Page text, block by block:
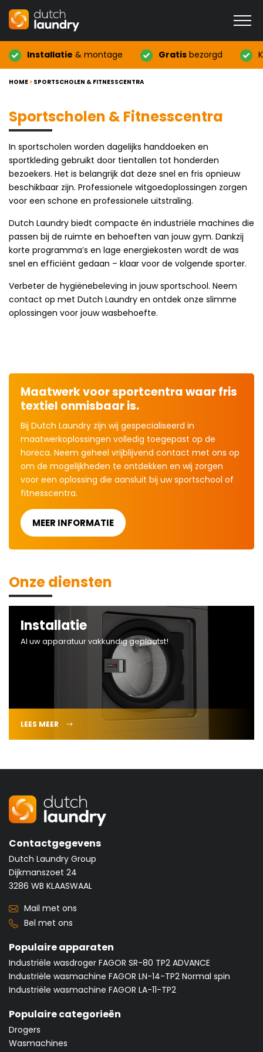
Installatie & montage Gratis bezorgd
HOME > SPORTSCHOLEN & FITNESSCENTRA
Sportscholen & Fitnesscentra
In sportscholen worden dagelijks handdoeken en
sportkleding gebruikt door tientallen tot honderden
bezoekers. Het is belangrijk dat deze snel en fris opnieuw
beschikbaar zijn. Professionele witgoedoplossingen zorgen
voor een schone en professionele uitstraling.
Dutch Laundry biedt compacte én industriële machines die
passen bij de ruimte en behoeften van jouw gym. Dankzij
korte programma’s en lage energiekosten wordt de was
snel en efficiënt gedaan – klaar voor de volgende sporter.
Verbeter de hygiënebeleving in jouw sportschool. Neem
contact op met Dutch Laundry en ontdek onze slimme
oplossingen voor jouw wasbehoefte.
Maatwerk voor sportcentra waar fris
textiel onmisbaar is.
Bij Dutch Laundry zijn wij gespecialiseerd in
maatwerkoplossingen volledig toegepast op de
horeca. Neem geheel vrijblijvend contact met ons op
om de mogelijkheden te ontdekken en wij zorgen
voor een oplossing die aansluit bij uw sportschool of
fitnesscentra.
MEER INFORMATIE
Onze diensten
Installatie
Al uw apparatuur vakkundig geplaatst!
LEES MEER
Contactgegevens
Dutch Laundry Group
Dijkmanszoet 24
3286 WB KLAASWAAL
Mail met ons
Bel met ons
Populaire apparaten
Industriële wasdroger FAGOR SR-80 TP2 ADVANCE
Industriële wasmachine FAGOR LN-14-TP2 Normal spin
Industriële wasmachine FAGOR LA-11-TP2
Populaire categorieën
Drogers
Wasmachines